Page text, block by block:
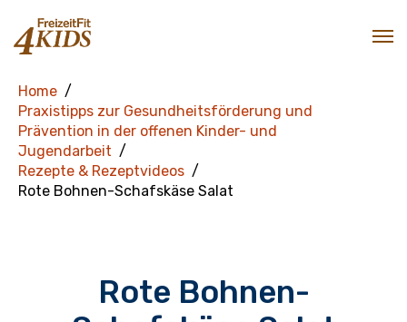
Home
Praxistipps zur Gesundheitsförderung und
Prävention in der offenen Kinder- und
Jugendarbeit
Rezepte & Rezeptvideos
Rote Bohnen-Schafskäse Salat
Rote Bohnen-